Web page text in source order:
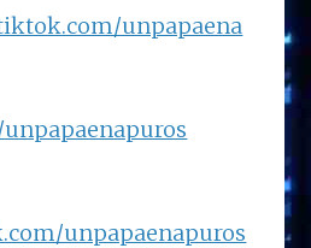
unpapaena
unpapaenapuros